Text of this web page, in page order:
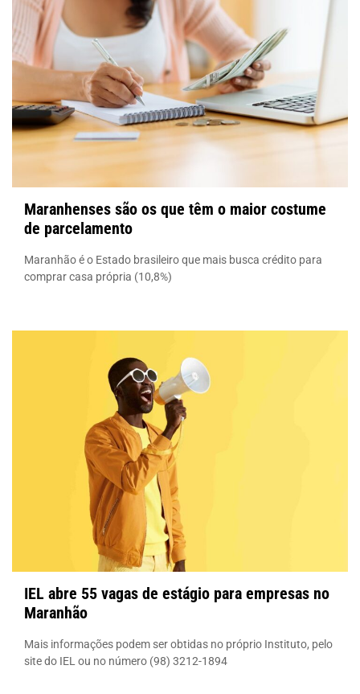
Maranhenses são os que têm o maior costume
de parcelamento
Maranhão é o Estado brasileiro que mais busca crédito para
comprar casa própria (10,8%)
IEL abre 55 vagas de estágio para empresas no
Maranhão
Mais informações podem ser obtidas no próprio Instituto, pelo
site do IEL ou no número (98) 3212-1894